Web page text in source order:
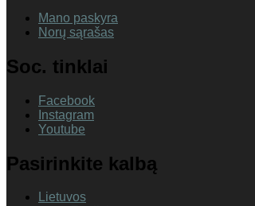
Mano paskyra
Norų sąrašas
Soc. tinklai
Facebook
Instagram
Youtube
Pasirinkite kalbą
Lietuvos